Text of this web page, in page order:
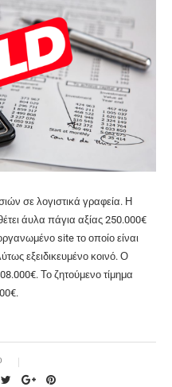
σε λογιστικά γραφεία. Η
άυλα πάγια αξίας 250.000€
site το οποίο είναι
εξειδικευμένο κοινό. Ο
Το ζητούμενο τίμημα